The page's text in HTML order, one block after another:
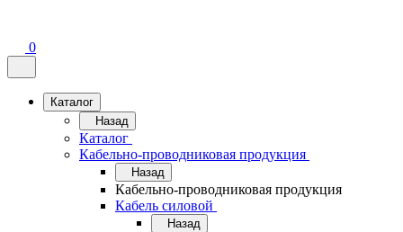
0
Каталог
Назад
Каталог
Кабельно-проводниковая продукция
Назад
Кабельно-проводниковая продукция
Кабель силовой
Назад